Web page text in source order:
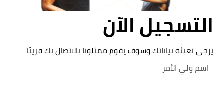
التسجيل الآن
يرجى تعبئة بياناتك وسوف يقوم ممثلونا بالاتصال بك قريبًا
عمر طفلك
البريد الإلكتروني لولي الأمر